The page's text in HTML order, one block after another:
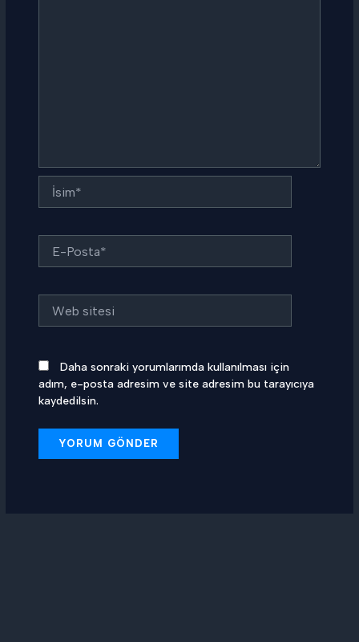
İsim*
Posta*
sitesi
Daha sonraki yorumlarımda kullanılması için
adım, e-posta adresim ve site adresim bu tarayıcıya
kaydedilsin.